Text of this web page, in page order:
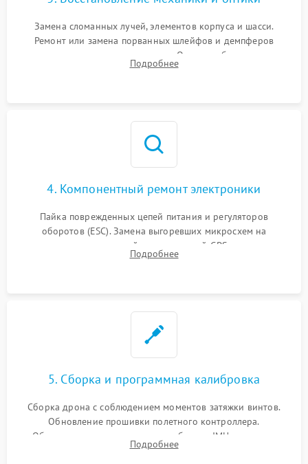
Замена сломанных лучей, элементов корпуса и шасси.
Ремонт или замена порванных шлейфов и демпферов
трехосевого подвеса камеры. Очистка объектива,
восстановление механизма фокусировки. Установка новых
Подробнее
4. Компонентный ремонт электроники
Пайка поврежденных цепей питания и регуляторов
оборотов (ESC). Замена выгоревших микросхем на
материнской плате, модулей GPS
Подробнее
5. Сборка и программная калибровка
Сборка дрона с соблюдением моментов затяжки винтов.
Обновление прошивки полетного контроллера.
Обязательная программная калибровка IMU-сенсоров,
компаса, датчиков позиционирования и горизонта подвеса
Подробнее